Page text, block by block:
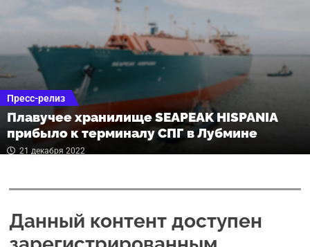
Пресс-релиз
Плавучее хранилище SEAPEAK HISPANIA
прибыло к терминалу СПГ в Лубмине
21 декабря 2022
Данный контент доступен